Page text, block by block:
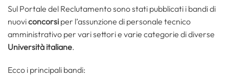
Sul Portale del Reclutamento sono stati pubblicati i bandi di
nuoviconcorsi per l’assunzione di personale tecnico
amministrativo per vari settori e varie categorie di diverse
Università italiane.
Ecco i principali bandi: